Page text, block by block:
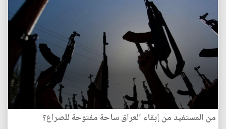
من المستفيد من إبقاء العراق ساحة مفتوحة للصراع؟